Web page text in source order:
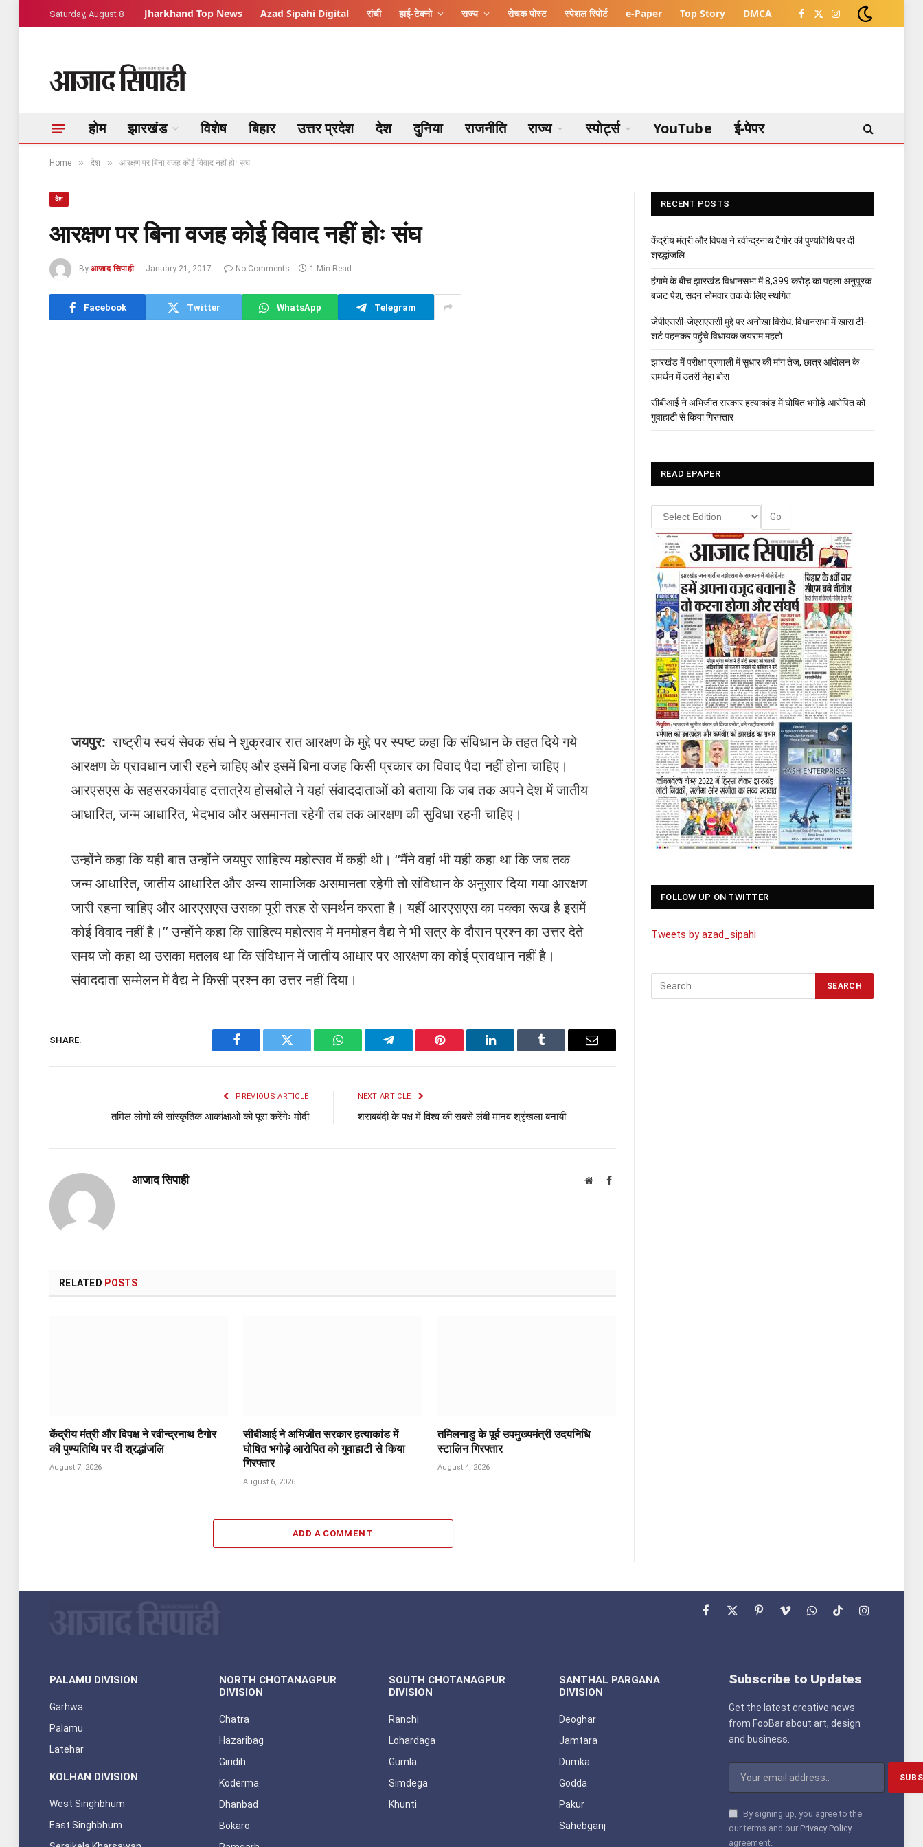
Saturday, August 8 Jharkhand Top News Azad Sipahi Digital रांची हाई-टेक्नो राज्य रोचक पोस्ट स्पेशल रिपोर्ट e-Paper Top Story DMCA Facebook
X
Instagram
होम झारखंड विशेष बिहार उत्तर प्रदेश देश दुनिया राजनीति राज्य स्पोर्ट्स YouTube ई-पेपर
Home » देश » आरक्षण पर बिना वजह कोई विवाद नहीं होः संघ
देश
आरक्षण पर बिना वजह कोई विवाद नहीं होः संघ
By आजाद सिपाही January 21, 2017 No Comments 1 Min Read
Facebook Twitter WhatsApp Telegram
जयपुर: राष्ट्रीय स्वयं सेवक संघ ने शुक्रवार रात आरक्षण के मुद्दे पर स्पष्ट कहा कि संविधान के तहत दिये गये
आरक्षण के प्रावधान जारी रहने चाहिए और इसमें बिना वजह किसी प्रकार का विवाद पैदा नहीं होना चाहिए।
आरएसएस के सहसरकार्यवाह दत्तात्रेय होसबोले ने यहां संवाददाताओं को बताया कि जब तक अपने देश में जातीय
आधारित, जन्म आधारित, भेदभाव और असमानता रहेगी तब तक आरक्षण की सुविधा रहनी चाहिए।
उन्होंने कहा कि यही बात उन्होंने जयपुर साहित्य महोत्सव में कही थी। ‘‘मैंने वहां भी यही कहा था कि जब तक
जन्म आधारित, जातीय आधारित और अन्य सामाजिक असमानता रहेगी तो संविधान के अनुसार दिया गया आरक्षण
जारी रहना चाहिए और आरएसएस उसका पूरी तरह से समर्थन करता है। यहीं आरएसएस का पक्का रूख है इसमें
कोई विवाद नहीं है।’’ उन्होंने कहा कि साहित्य महोत्सव में मनमोहन वैद्य ने भी सत्र के दौरान प्रश्न का उत्तर देते
समय जो कहा था उसका मतलब था कि संविधान में जातीय आधार पर आरक्षण का कोई प्रावधान नहीं है।
संवाददाता सम्मेलन में वैद्य ने किसी प्रश्न का उत्तर नहीं दिया।
SHARE.
Facebook Twitter WhatsAppTelegram Pinterest LinkedIn Tumblr Email
PREVIOUS ARTICLE
तमिल लोगों की सांस्कृतिक आकांक्षाओं को पूरा करेंगेः मोदी
NEXT ARTICLE
शराबबंदी के पक्ष में विश्व की सबसे लंबी मानव श्रृंखला बनायी
आजाद सिपाही WebsiteFacebook
RELATED POSTS
केंद्रीय मंत्री और विपक्ष ने रवीन्द्रनाथ टैगोर
की पुण्यतिथि पर दी श्रद्धांजलि
August 7, 2026
सीबीआई ने अभिजीत सरकार हत्याकांड में
घोषित भगोड़े आरोपित को गुवाहाटी से किया
गिरफ्तार
August 6, 2026
तमिलनाडु के पूर्व उपमुख्यमंत्री उदयनिधि
स्टालिन गिरफ्तार
August 4, 2026
ADD A COMMENT
RECENT POSTS
केंद्रीय मंत्री और विपक्ष ने रवीन्द्रनाथ टैगोर की पुण्यतिथि पर दी
श्रद्धांजलि
हंगामे के बीच झारखंड विधानसभा में 8,399 करोड़ का पहला अनुपूरक
बजट पेश, सदन सोमवार तक के लिए स्थगित
जेपीएससी-जेएसएससी मुद्दे पर अनोखा विरोध: विधानसभा में खास टी-
शर्ट पहनकर पहुंचे विधायक जयराम महतो
झारखंड में परीक्षा प्रणाली में सुधार की मांग तेज, छात्र आंदोलन के
समर्थन में उतरीं नेहा बोरा
सीबीआई ने अभिजीत सरकार हत्याकांड में घोषित भगोड़े आरोपित को
गुवाहाटी से किया गिरफ्तार
READ EPAPER
FOLLOW UP ON TWITTER
Tweets by azad_sipahi
Facebook
X
PinterestVimeoWhatsAppTikTokInstagram
PALAMU DIVISION
Garhwa
Palamu
Latehar
KOLHAN DIVISION
West Singhbhum
East Singhbhum
NORTH CHOTANAGPUR
DIVISION
Chatra
Hazaribag
Giridih
Koderma
Dhanbad
Bokaro
SOUTH CHOTANAGPUR
DIVISION
Ranchi
Lohardaga
Gumla
Simdega
Khunti
SANTHAL PARGANA
DIVISION
Deoghar
Jamtara
Dumka
Godda
Pakur
Sahebganj
Subscribe to Updates
Get the latest creative news
from FooBar about art, design
and business.
By signing up, you agree to the
our terms and our Privacy Policy
agreement.